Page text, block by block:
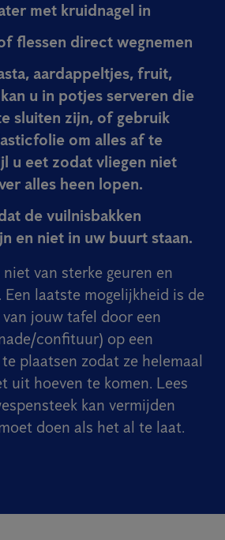
met kruidnagel in
flessen direct wegnemen
aardappeltjes, fruit,
u in potjes serveren die
sluiten zijn, of gebruik
om alles af te
u eet zodat vliegen niet
alles heen lopen.
de vuilnisbakken
en niet in uw buurt staan.
van sterke geuren en
Een laatste mogelijkheid is de
jouw tafel door een
confituur) op een
plaatsen zodat ze helemaal
uit hoeven te komen. Lees
kan vermijden
doen als het al te laat.